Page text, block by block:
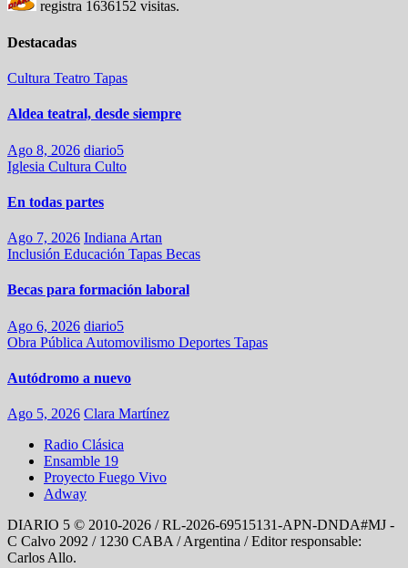
registra 1636152 visitas.
Destacadas
Cultura Teatro Tapas
Aldea teatral, desde siempre
Ago 8, 2026 diario5
Iglesia Cultura Culto
En todas partes
Ago 7, 2026 Indiana Artan
Inclusión Educación Tapas Becas
Becas para formación laboral
Ago 6, 2026 diario5
Obra Pública Automovilismo Deportes Tapas
Autódromo a nuevo
Ago 5, 2026 Clara Martínez
Radio Clásica
Ensamble 19
Proyecto Fuego Vivo
Adway
DIARIO 5 © 2010-2026 / RL-2026-69515131-APN-DNDA#MJ -
C Calvo 2092 / 1230 CABA / Argentina / Editor responsable:
Carlos Allo.